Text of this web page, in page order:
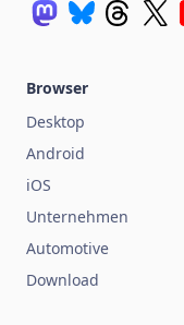
Browser
Desktop
Android
iOS
Unternehmen
Automotive
Download